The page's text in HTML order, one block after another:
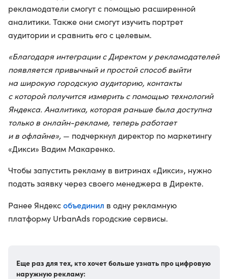
рекламодатели смогут с помощью расширенной
аналитики. Также они смогут изучить портрет
аудитории и сравнить его с целевым.
«Благодаря интеграции с Директом у рекламодателей
появляется привычный и простой способ выйти
на широкую городскую аудиторию, контакты
с которой получится измерить с помощью технологий
Яндекса. Аналитика, которая раньше была доступна
только в онлайн-рекламе, теперь работает
и в офлайне», — подчеркнул директор по маркетингу
«Дикси» Вадим Макаренко.
Чтобы запустить рекламу в витринах «Дикси», нужно
подать заявку через своего менеджера в Директе.
Ранее Яндексобъединил в одну рекламную
платформу UrbanAds городские сервисы.
Еще раз для тех, кто хочет больше узнать про цифровую
наружную рекламу: